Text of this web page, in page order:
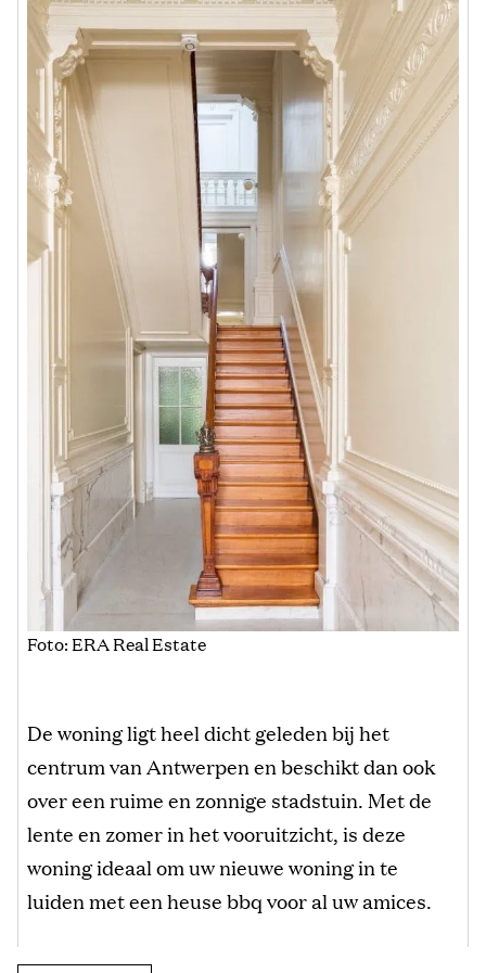
Foto: ERA Real Estate
De woning ligt heel dicht geleden bij het
centrum van Antwerpen en beschikt dan ook
over een ruime en zonnige stadstuin. Met de
lente en zomer in het vooruitzicht, is deze
woning ideaal om uw nieuwe woning in te
luiden met een heuse bbq voor al uw amices.